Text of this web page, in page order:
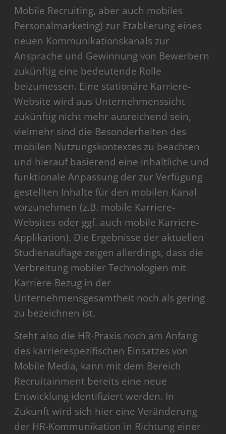
Mobile Recruiting, aber auch mobiles
Personalmarketing) zur Etablierung eines
neuen Kommunikationskanals zur
Ansprache und Gewinnung von Bewerbern
zukünftig eine bedeutende Rolle
beizumessen. Eine stationäre Karriere-
Website wird aus Unternehmenssicht
zukünftig nicht mehr ausreichend sein,
vielmehr sind die Besonderheiten des
mobilen Nutzungskontextes zu beachten
und hierauf basierend eine inhaltliche und
funktionale Anpassung der zur Verfügung
gestellten Inhalte für den mobilen Kanal
vorzunehmen (z.B. mobile Karriere-
Websites oder ggf. auch mobile Karriere-
Applikation). Die Ergebnisse der aktuellen
Studienauflage zeigen allerdings, dass die
Verbreitung mobiler Technologien mit
Karriere-Bezug in der
Unternehmensgesamtheit noch als gering
zu bezeichnen ist.
Steht also die HR-Praxis noch am Anfang
des karrierespezifischen Einsatzes von
Mobile Media, kann mit dem Bereich
Recruitainment bereits eine neue
Entwicklung identifiziert werden. In
Zukunft wird sich hier eine Veränderung
der HR-Kommunikation in Richtung einer